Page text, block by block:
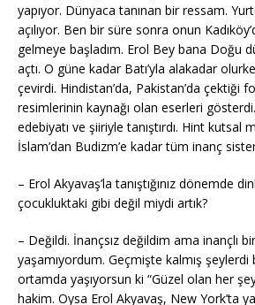
yapıyor. Dünyaca tanınan bir ressam.
açılıyor. Ben bir süre sonra onun
gelmeye başladım. Erol Bey bana Doğu
açtı. O güne kadar Batı’yla alakadar
çevirdi. Hindistan’da, Pakistan’da çektiği
resimlerinin kaynağı olan eserleri
edebiyatı ve şiiriyle tanıştırdı. Hint kutsal
İslam’dan Budizm’e kadar tüm inanç
– Erol Akyavaş’la tanıştığınız dönemde
çocukluktaki gibi değil miydi artık?
– Değildi. İnançsız değildim ama inançlı
yaşamıyordum. Geçmişte kalmış
ortamda yaşıyorsun ki “Güzel olan her şey
hakim. Oysa Erol Akyavaş, New York’ta